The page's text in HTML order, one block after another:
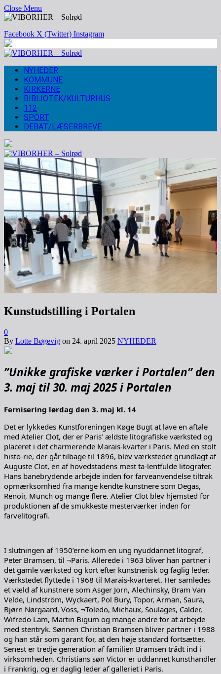
Close Menu
Facebook X (Twitter) Instagram
NYHEDER
KOMMUNE
KIRKERNE
BIBLIOTEK/KULTURHUS
112
SPORT
DEBAT/LÆSERBREVE
Kunstudstilling i Portalen
0
By Lotte Bøgevig on 24. april 2025 NYHEDER
”Unikke grafiske værker i Portalen” den
3. maj til 30. maj 2025 i Portalen
Fernisering lørdag den 3. maj kl. 14
Det er lykkedes Kunstforeningen Køge Bugt at lave en aftale
med Atelier Clot, der er Paris’ ældste litografiske værksted og
placeret i det charmerende Marais-kvarter i Paris. Med en stolt
histo-rie, der går tilbage til 1896, blev værkstedet grundlagt af
Auguste Clot, en af hovedstadens mest ta-lentfulde litografer.
Hans banebrydende arbejde inden for farveanvendelse tiltrak
opmærksomhed fra mange kendte kunstnere som Degas,
Renoir, Munch og mange flere. Atelier Clot blev hjemsted for
produktionen af de smukkeste mesterværker inden for
farvelitografi.
I slutningen af 1950’erne kom en ung nyuddannet litograf,
Peter Bramsen, til ¬Paris. Allerede i 1963 bliver han partner i
det gamle værksted og kort efter kunstnerisk og faglig leder.
Værkstedet flyttede i 1968 til Marais-kvarteret. Her samledes
et væld af kunstnere som Asger Jorn, Alechinsky, Bram Van
Velde, Lindström, Wyckaert, Pol Bury, Topor, Arman, Saura,
Bjørn Nørgaard, Voss, ¬Toledo, Michaux, Soulages, Calder,
Wifredo Lam, Martin Bigum og mange andre for at arbejde
med stentryk. Sønnen Christian Bramsen bliver partner i 1988
og han står som garant for, at den høje standard fortsætter.
Senest er tredje generation af familien Bramsen trådt ind i
virksomheden. Christians søn Victor er uddannet kunsthandler
i Frankrig, og er daglig leder af galleriet i Paris.